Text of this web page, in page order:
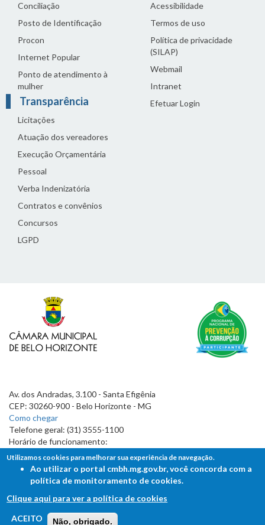
Conciliação
Posto de Identificação
Procon
Internet Popular
Ponto de atendimento à
mulher
Transparência
Licitações
Atuação dos vereadores
Execução Orçamentária
Pessoal
Verba Indenizatória
Contratos e convênios
Concursos
LGPD
Acessibilidade
Termos de uso
Política de privacidade
(SILAP)
Webmail
Intranet
Efetuar Login
Av. dos Andradas, 3.100 - Santa Efigênia
CEP: 30260-900 - Belo Horizonte - MG
Como chegar
Telefone geral: (31) 3555-1100
Horário de funcionamento:
7h às 19h
FALE COM A CÂMARA
Ouvidoria - Lei de Acesso à Informação
Utilizamos cookies para melhorar sua experiência de navegação.
Ao utilizar o portal cmbh.mg.gov.br, você concorda com a
política de monitoramento de cookies.
Clique aqui para ver a política de cookies
ACEITO
Não, obrigado.